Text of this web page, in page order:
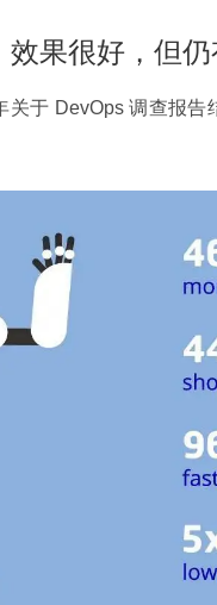
果很好，但
关于 DevOps 调查报